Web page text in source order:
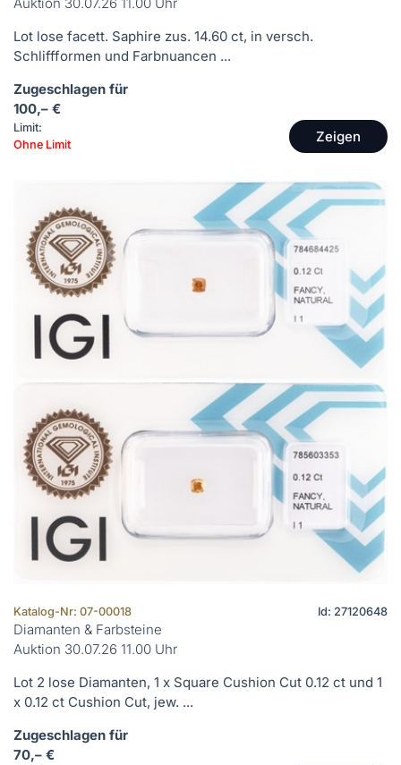
Lot lose facett. Saphire zus. 14.60 ct, in versch.
Schliffformen und Farbnuancen ...
Zugeschlagen für
100,– €
Limit:
Ohne Limit
Zeigen
Katalog-Nr: 07-00018 Id: 27120648
Diamanten & Farbsteine
Auktion 30.07.26 11.00 Uhr
Lot 2 lose Diamanten, 1 x Square Cushion Cut 0.12 ct und 1
x 0.12 ct Cushion Cut, jew. ...
Zugeschlagen für
70,– €